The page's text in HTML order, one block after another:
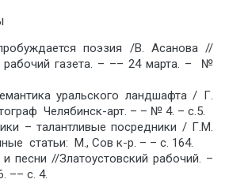
поэзия /В. Асанова //
рабочий газета. – –– 24 марта. – №
уральского ландшафта / Г.
Челябинск-арт. – – № 4. – с.5.
– талантливые посредники / Г.М.
статьи: М., Сов к-р. – – с. 164.
песни //Златоустовский рабочий. –
–– с. 4.